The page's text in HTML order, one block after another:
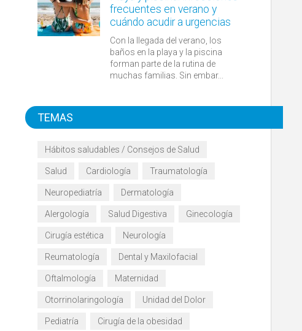
frecuentes en verano y
cuándo acudir a urgencias
Con la llegada del verano, los
baños en la playa y la piscina
forman parte de la rutina de
muchas familias. Sin embar...
TEMAS
Hábitos saludables / Consejos de Salud
Salud Cardiología Traumatología
Neuropediatría Dermatología
Alergología Salud Digestiva Ginecología
Cirugía estética Neurología
Reumatología Dental y Maxilofacial
Oftalmología Maternidad
Otorrinolaringología Unidad del Dolor
Pediatría Cirugía de la obesidad